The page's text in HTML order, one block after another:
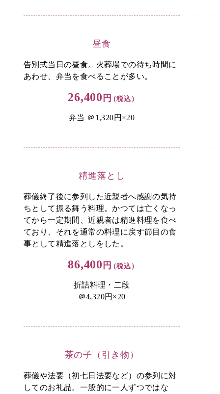
昼食
告別式当日の昼食。火葬場での待ち時間に
あわせ、弁当を食べることが多い。
26,400 円（税込）
弁当 ＠1,320円×20
精進落とし
葬儀終了後に参列した近親者へ感謝の気持
ちとして振る舞う料理。かつては亡くなっ
てから一定期間、近親者は精進料理を食べ
ており、それを通常の料理に戻す節目の食
事として精進落としをした。
86,400 円（税込）
折詰料理・二段
＠4,320円×20
茶の子（引き物）
葬儀や法要（初七日法要など）の参列に対
してのお礼品。一般的に一人ずつではな